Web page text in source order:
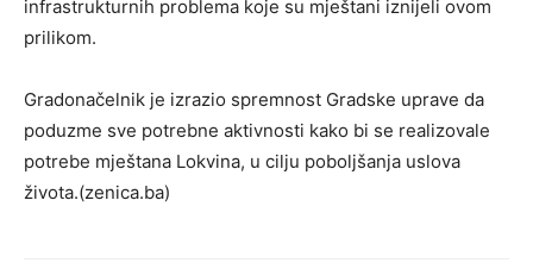
infrastrukturnih problema koje su mještani iznijeli ovom
prilikom.
Gradonačelnik je izrazio spremnost Gradske uprave da
poduzme sve potrebne aktivnosti kako bi se realizovale
potrebe mještana Lokvina, u cilju poboljšanja uslova
života.(zenica.ba)